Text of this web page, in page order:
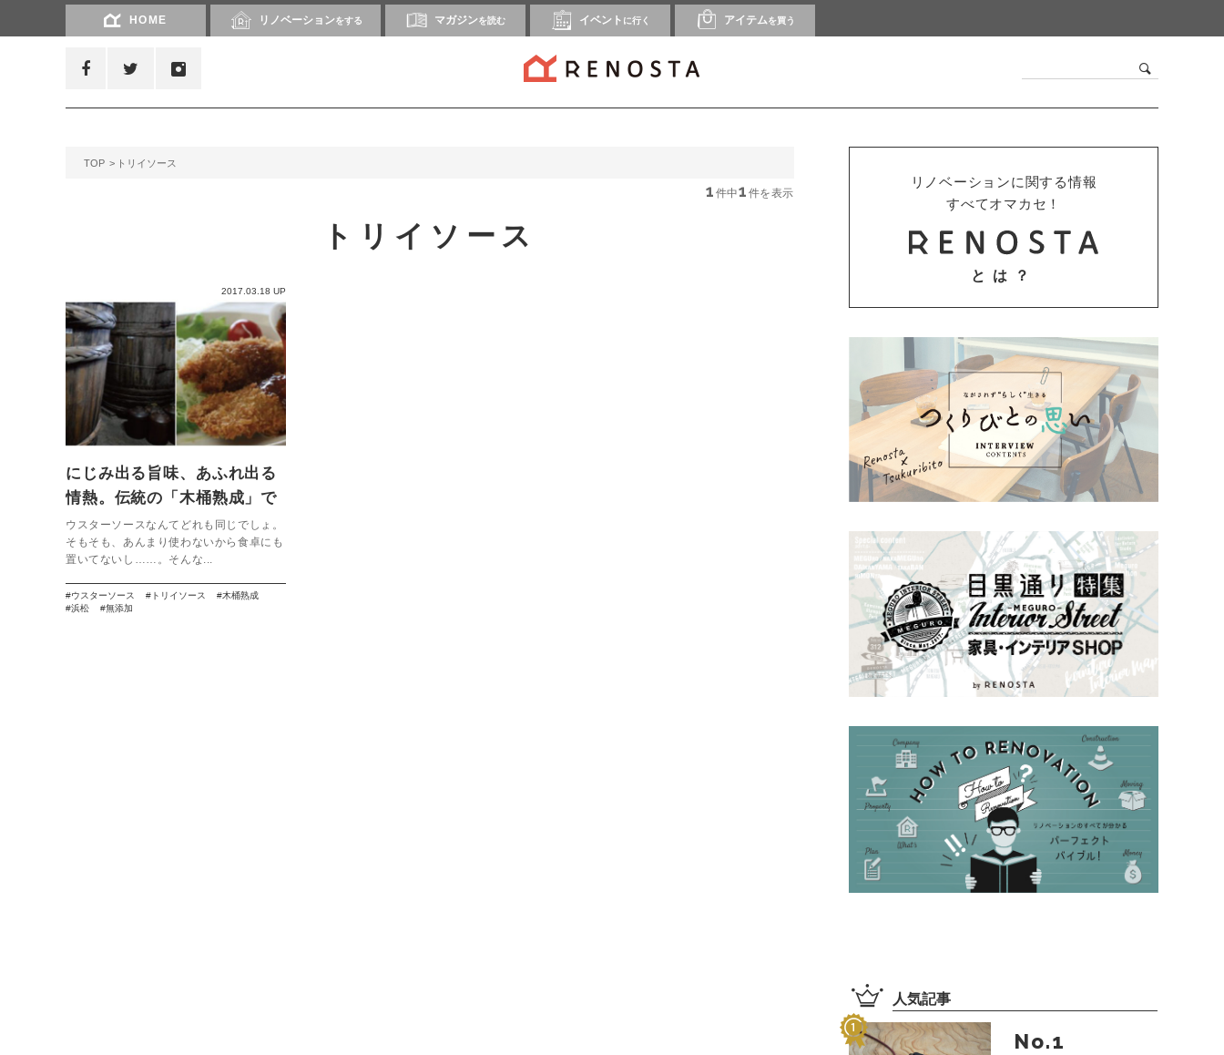
HOME リノベーションをする マガジンを読む イベント に行く アイテムを買う
TOP トリイソース
1 件中1 件を表示
トリイソース
2017.03.18 UP
にじみ出る旨味、あふれ出る
情熱。伝統の「木桶熟成」で
つくる無添加ソース。【トリ
イソース】
ウスターソースなんてどれも同じでしょ。
そもそも、あんまり使わないから食卓にも
置いてないし……。そんな...
ウスターソース トリイソース
木桶熟成
浜松
無添加
リノベーションに関する情報
すべてオマカセ！
とは？
人気記事
No.